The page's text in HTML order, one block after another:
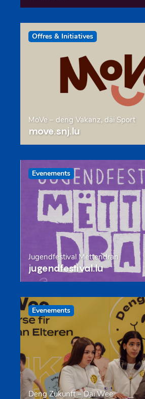
Offres & Initiatives
MoVe – deng Vakanz, däi Sport
move.snj.lu
Evenements
Jugendfestival Mëttendran
jugendfestival.lu
Evenements
Deng Zukunft – Däi Wee